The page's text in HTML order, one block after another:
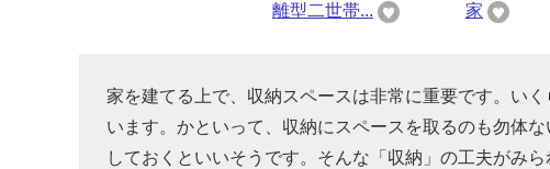
離型二世帯...
家
家を建てる上で、収納スペースは非常に重要です。い
います。かといって、収納にスペースを取るのも勿体
しておくといいそうです。そんな「収納」の工夫がみ